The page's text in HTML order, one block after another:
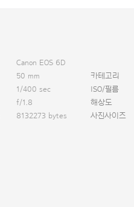
Canon EOS 6D
50 mm 카테고리
1/400 sec ISO/필름
f/1.8 해상도
8132273 bytes 사진사이즈